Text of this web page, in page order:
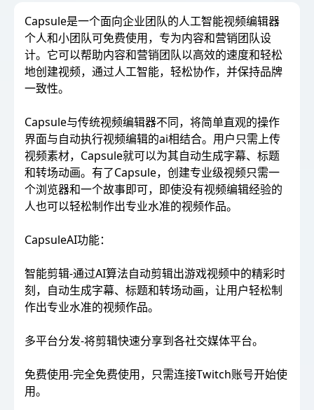
Capsule是一个面向企业团队的人工智能视频编辑器
个人和小团队可免费使用，专为内容和营销团队设
计。它可以帮助内容和营销团队以高效的速度和轻松
地创建视频，通过人工智能，轻松协作，并保持品牌
一致性。
Capsule与传统视频编辑器不同，将简单直观的操作
界面与自动执行视频编辑的ai相结合。用户只需上传
视频素材，Capsule就可以为其自动生成字幕、标题
和转场动画。有了Capsule，创建专业级视频只需一
个浏览器和一个故事即可，即使没有视频编辑经验的
人也可以轻松制作出专业水准的视频作品。
CapsuleAI功能：
智能剪辑-通过AI算法自动剪辑出游戏视频中的精彩时
刻，自动生成字幕、标题和转场动画，让用户轻松制
作出专业水准的视频作品。
多平台分发-将剪辑快速分享到各社交媒体平台。
免费使用-完全免费使用，只需连接Twitch账号开始使
用。